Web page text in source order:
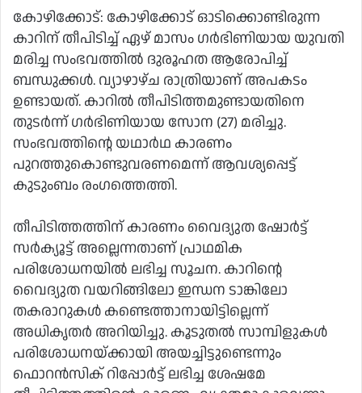
കോഴിക്കോട്: കോഴിക്കോട് ഓടിക്കൊണ്ടിരുന്ന
കാറിന് തീപിടിച്ച് ഏഴ് മാസം ഗര്‍ഭിണിയായ യുവതി
മരിച്ച സംഭവത്തില്‍ ദുരൂഹത ആരോപിച്ച്
ബന്ധുക്കള്‍. വ്യാഴാഴ്ച രാത്രിയാണ് അപകടം
ഉണ്ടായത്. കാറില്‍ തീപിടിത്തമുണ്ടായതിനെ
തുടര്‍ന്ന് ഗര്‍ഭിണിയായ സോന (27) മരിച്ചു.
സംഭവത്തിന്റെ യഥാര്‍ഥ കാരണം
പുറത്തുകൊണ്ടുവരണമെന്ന് ആവശ്യപ്പെട്ട്
കുടുംബം രംഗത്തെത്തി.
തീപിടിത്തത്തിന് കാരണം വൈദ്യുത ഷോര്‍ട്ട്
സര്‍ക്യൂട്ട് അല്ലെന്നതാണ് പ്രാഥമിക
പരിശോധനയില്‍ ലഭിച്ച സൂചന. കാറിന്റെ
വൈദ്യുത വയറിങ്ങിലോ ഇന്ധന ടാങ്കിലോ
തകരാറുകള്‍ കണ്ടെത്താനായിട്ടില്ലെന്ന്
അധികൃതര്‍ അറിയിച്ചു. കൂടുതല്‍ സാമ്പിളുകള്‍
പരിശോധനയ്ക്കായി അയച്ചിട്ടുണ്ടെന്നും
ഫൊറന്‍സിക് റിപ്പോര്‍ട്ട് ലഭിച്ച ശേഷമേ